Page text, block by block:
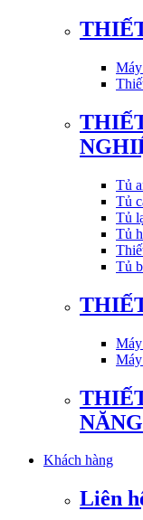
Tủ
Tủ
Tủ
Tủ
Tủ
NĂNG
Khách hàng
Liên